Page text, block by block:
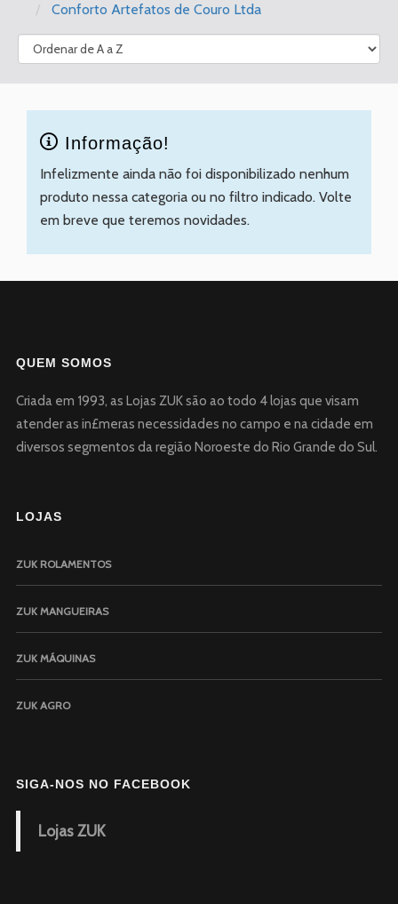
Conforto Artefatos de Couro Ltda
Informação!
Infelizmente ainda não foi disponibilizado nenhum
produto nessa categoria ou no filtro indicado. Volte
em breve que teremos novidades.
QUEM SOMOS
Criada em 1993, as Lojas ZUK são ao todo 4 lojas que visam
atender as in£meras necessidades no campo e na cidade em
diversos segmentos da região Noroeste do Rio Grande do Sul.
LOJAS
ZUK ROLAMENTOS
ZUK MANGUEIRAS
ZUK MÁQUINAS
ZUK AGRO
SIGA-NOS NO FACEBOOK
Lojas ZUK